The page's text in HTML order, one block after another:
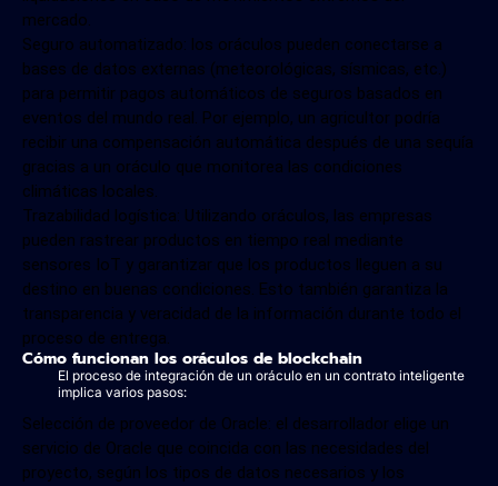
mercado.
Seguro automatizado: los oráculos pueden conectarse a
bases de datos externas (meteorológicas, sísmicas, etc.)
para permitir pagos automáticos de seguros basados ​​en
eventos del mundo real. Por ejemplo, un agricultor podría
recibir una compensación automática después de una sequía
gracias a un oráculo que monitorea las condiciones
climáticas locales.
Trazabilidad logística: Utilizando oráculos, las empresas
pueden rastrear productos en tiempo real mediante
sensores IoT y garantizar que los productos lleguen a su
destino en buenas condiciones. Esto también garantiza la
transparencia y veracidad de la información durante todo el
proceso de entrega.
Cómo funcionan los oráculos de blockchain
El proceso de integración de un oráculo en un contrato inteligente
implica varios pasos:
Selección de proveedor de Oracle: el desarrollador elige un
servicio de Oracle que coincida con las necesidades del
proyecto, según los tipos de datos necesarios y los